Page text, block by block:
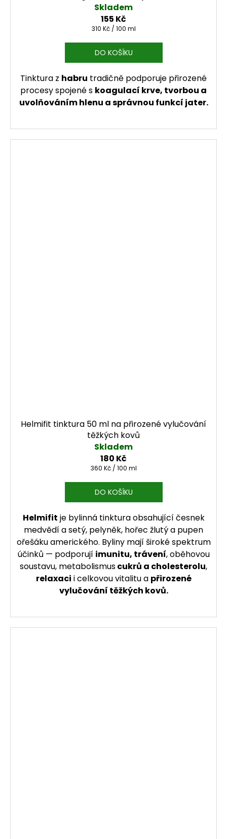
Skladem
155 Kč
Měrná cena:
310 Kč / 100 ml
DO KOŠÍKU
Tinktura z habru tradičně podporuje přirozené
procesy spojené s koagulací krve, tvorbou a
uvolňováním hlenu a správnou funkcí jater.
Helmifit tinktura 50 ml na přirozené vylučování
těžkých kovů
Skladem
180 Kč
Měrná cena:
360 Kč / 100 ml
DO KOŠÍKU
Helmifit je bylinná tinktura obsahující česnek
medvědí a setý, pelyněk, hořec žlutý a pupen
ořešáku amerického. Byliny mají široké spektrum
účinků — podporují imunitu, trávení, oběhovou
soustavu, metabolismuscukrů a cholesterolu,
relaxaci i celkovou vitalitu a přirozené
vylučování těžkých kovů.